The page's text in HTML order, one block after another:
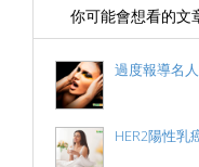
你可能會想看的文
過度報導名
HER2陽性乳